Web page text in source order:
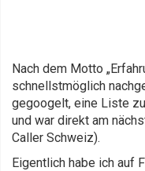
Nach dem Motto
schnellstmöglich
gegoogelt, eine Liste
und war direkt am
Caller Schweiz).
Eigentlich habe ich auf